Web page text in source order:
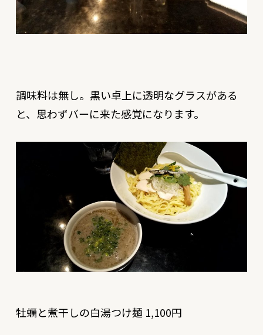
調味料は無し。黒い卓上に透明なグラスがある
と、思わずバーに来た感覚になります。
牡蠣と煮干しの白湯つけ麺 1,100円